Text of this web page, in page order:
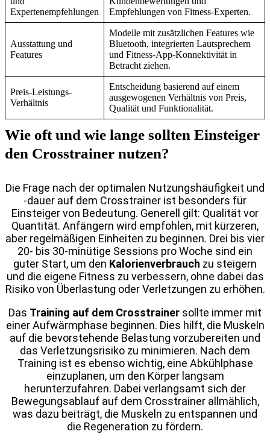
Expertenempfehlungen
Empfehlungen von Fitness-Experten.
Ausstattung und
Features
Modelle mit zusätzlichen Features wie
Bluetooth, integrierten Lautsprechern
und Fitness-App-Konnektivität in
Betracht ziehen.
Preis-Leistungs-
Verhältnis
Entscheidung basierend auf einem
ausgewogenen Verhältnis von Preis,
Qualität und Funktionalität.
Wie oft und wie lange sollten Einsteiger
den Crosstrainer nutzen?
Die Frage nach der optimalen Nutzungshäufigkeit und
-dauer auf dem Crosstrainer ist besonders für
Einsteiger von Bedeutung. Generell gilt: Qualität vor
Quantität. Anfängern wird empfohlen, mit kürzeren,
aber regelmäßigen Einheiten zu beginnen. Drei bis vier
20- bis 30-minütige Sessions pro Woche sind ein
guter Start, um den Kalorienverbrauch zu steigern
und die eigene Fitness zu verbessern, ohne dabei das
Risiko von Überlastung oder Verletzungen zu erhöhen.
Das Training auf dem Crosstrainer sollte immer mit
einer Aufwärmphase beginnen. Dies hilft, die Muskeln
auf die bevorstehende Belastung vorzubereiten und
das Verletzungsrisiko zu minimieren. Nach dem
Training ist es ebenso wichtig, eine Abkühlphase
einzuplanen, um den Körper langsam
herunterzufahren. Dabei verlangsamt sich der
Bewegungsablauf auf dem Crosstrainer allmählich,
was dazu beiträgt, die Muskeln zu entspannen und
die Regeneration zu fördern.